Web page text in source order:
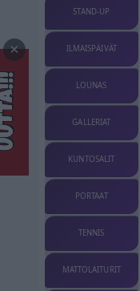
×
STAND-UP
ILMAISPÄIVÄT
LOUNAS
GALLERIAT
KUNTOSALIT
PORTAAT
TENNIS
MATTOLAITURIT